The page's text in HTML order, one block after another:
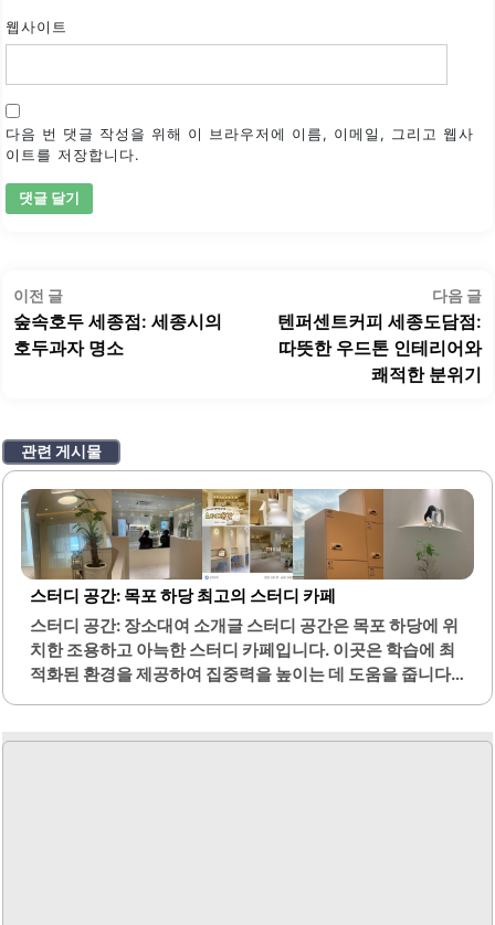
웹사이트
다음 번 댓글 작성을 위해 이 브라우저에 이름, 이메일, 그리고 웹사
이트를 저장합니다.
글
탐
색
이전 글이
전
글:
숲속호두 세종점: 세종시의
호두과자 명소
다음 글
텐퍼센트커피 세종도담점:
따뜻한 우드톤 인테리어와
쾌적한 분위기
관련 게시물
스터디 공간: 목포 하당 최고의 스터디 카페
스터디 공간: 장소대여 소개글 스터디 공간은 목포 하당에 위
치한 조용하고 아늑한 스터디 카페입니다. 이곳은 학습에 최
적화된 환경을 제공하여 집중력을 높이는 데 도움을 줍니다.
다른 이용객들과 방해받지 않고 학습에 몰입할 수 있습니다.